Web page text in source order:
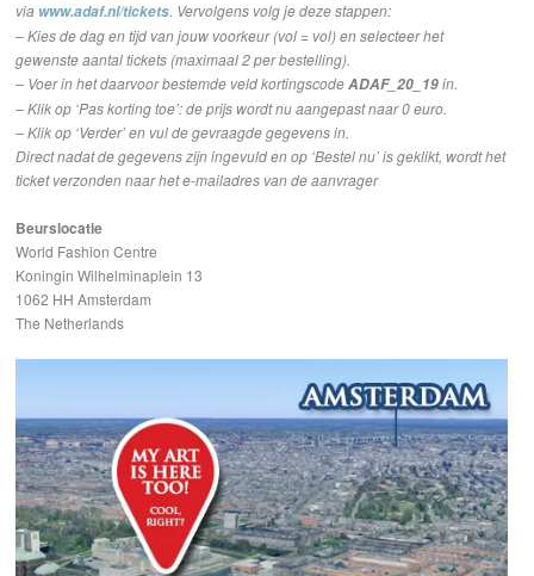
via www.adaf.nl/tickets. Vervolgens volg je deze stappen:
– Kies de dag en tijd van jouw voorkeur (vol = vol) en selecteer het
gewenste aantal tickets (maximaal 2 per bestelling).
– Voer in het daarvoor bestemde veld kortingscodeADAF_20_19in.
– Klik op ‘Pas korting toe’: de prijs wordt nu aangepast naar 0 euro.
– Klik op ‘Verder’ en vul de gevraagde gegevens in.
Direct nadat de gegevens zijn ingevuld en op ‘Bestel nu’ is geklikt, wordt het
ticket verzonden naar het e-mailadres van de aanvrager
Beurslocatie
World Fashion Centre
Koningin Wilhelminaplein 13
1062 HH Amsterdam
The Netherlands